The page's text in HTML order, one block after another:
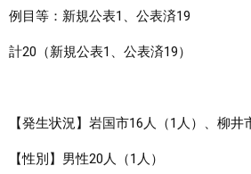
例目等：新規公表1、公表済19
計20（新規公表1、公表済19）
【発生状況】岩国市16人（1人）、柳井
【性別】男性20人（1人）